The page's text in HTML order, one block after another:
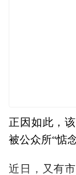
正因如此，
被公众所“惦念
近日，又有